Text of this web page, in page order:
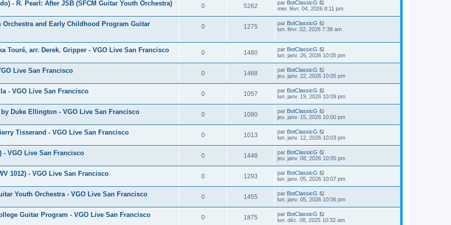
o
n
s
e
s
s
m
e
s
s
a
g
o
s
e
s
s
i
e
r
m
e
s
a
g
- R. Pearl: After JSB (SFCM Guitar Youth Orchestra) 0R
é
o
s
e
s
5262
u
s
D
e
i
e
m
e
s
s
a
g
e
par BotClassicG
mer. févr. 04, 2026 8:11 pm
Orchestra and Early Childhood Program Guitar
0R
p
o
s
e
s
1275
e
s
D
e
e
r
m
e
s
s
a
g
par BotClassicG
lun. févr. 02, 2026 7:38 am
Touré, arr. Derek. Gripper - VGO Live San Francisco 0R
é
o
n
s
s
1480V
u
D
e
i
e
r
m
e
s
s
a
g
e
par BotClassicG
lun. janv. 26, 2026 10:05 pm
Live San Francisco 0R
é
o
n
s
s
1468
u
D
e
i
e
r
m
e
s
s
a
g
e
par BotClassicG
jeu. janv. 22, 2026 10:05 pm
- VGO Live San Francisco 0R
é
o
n
s
s
1057
u
D
e
i
e
r
m
e
s
s
a
g
e
par BotClassicG
lun. janv. 19, 2026 10:09 pm
Duke Ellington - VGO Live San Francisco 0R
é
o
n
s
s
1080V
u
D
e
i
e
r
m
e
s
s
a
g
e
par BotClassicG
jeu. janv. 15, 2026 10:00 pm
Tisserand - VGO Live San Francisco 0R
é
o
n
s
1013
u
D
e
i
e
r
m
e
s
s
a
g
e
par BotClassicG
lun. janv. 12, 2026 10:03 pm
- VGO Live San Francisco 0R
é
o
n
s
1448
u
D
e
i
e
r
m
e
s
s
a
par BotClassicG
jeu. janv. 08, 2026 10:05 pm
1012) - VGO Live San Francisco 0R
é
o
1293
u
D
e
i
e
r
m
e
par BotClassicG
lun. janv. 05, 2026 10:07 pm
Youth Orchestra - VGO Live San Francisco 0R
é
1455
u
D
e
i
e
par BotClassicG
lun. janv. 05, 2026 10:06 pm
Guitar Program - VGO Live San Francisco 0R
1875
D
e
par BotClassicG
lun. déc. 08, 2025 10:32 am